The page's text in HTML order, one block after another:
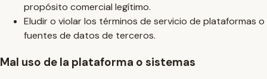
propósito comercial legítimo.
Eludir o violar los términos de servicio de plataformas o
fuentes de datos de terceros.
Mal uso de la plataforma o sistemas